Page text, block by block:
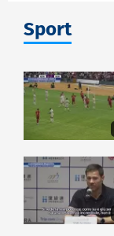
Sport